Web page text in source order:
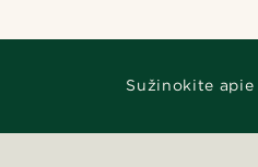
Sužinokite